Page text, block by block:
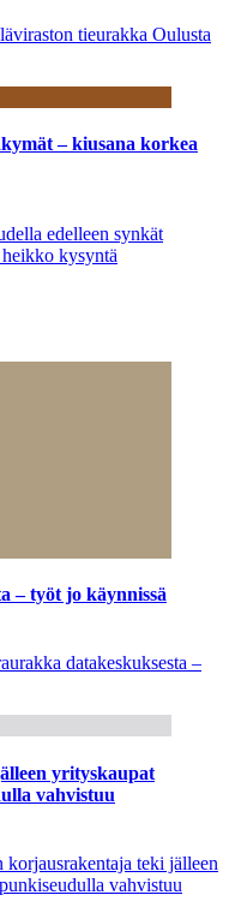
tieurakka Oulusta
– kiusana korkea
edelleen synkät
kysyntä
– työt jo käynnissä
datakeskuksesta –
yrityskaupat
vahvistuu
teki jälleen
vahvistuu